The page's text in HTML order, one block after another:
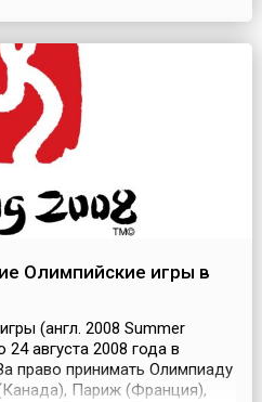
Олимпийские игры в
(англ. 2008 Summer
августа 2008 года в
право принимать Олимпиаду
Париж (Франция),